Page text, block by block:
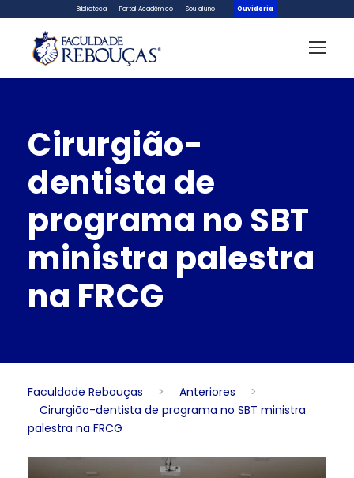
Biblioteca Portal Acadêmico Sou aluno Ouvidoria
Cirurgião-
dentista de
programa no SBT
ministra palestra
na FRCG
Faculdade Rebouças > Anteriores
>
Cirurgião-dentista de programa no SBT ministra
palestra na FRCG